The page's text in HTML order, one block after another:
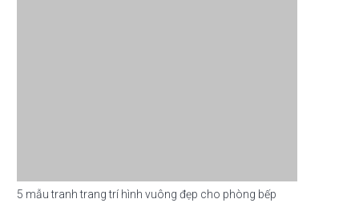
5 mẫu tranh trang trí hình vuông đẹp cho phòng bếp